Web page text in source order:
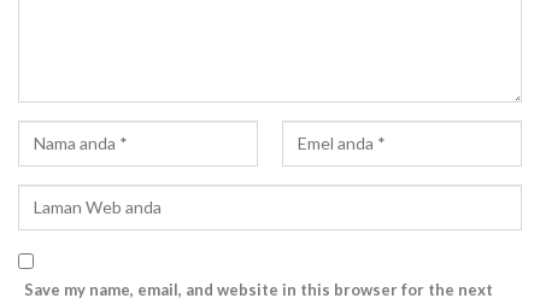
Save my name, email, and website in this browser for the next